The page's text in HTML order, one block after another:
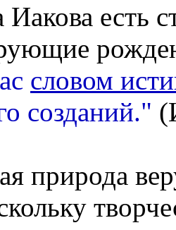
есть
словом
созданий."
природа